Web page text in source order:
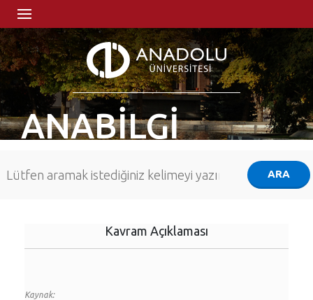
ANABİLGİ
Kavram Açıklaması
Kaynak: